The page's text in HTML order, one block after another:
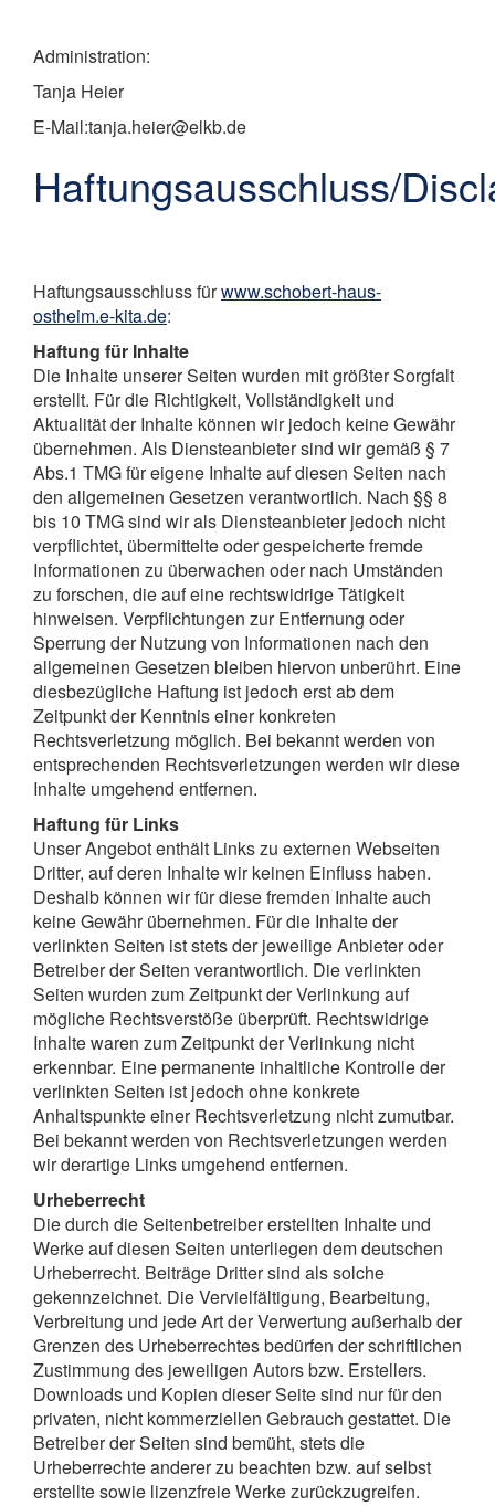
Administration:
Tanja Heier
E-Mail:tanja.heier@elkb.de
Haftungsausschluss/
Haftungsausschluss fürwww.schobert-haus-
ostheim.e-kita.de:
Haftung für Inhalte
Die Inhalte unserer Seiten wurden mit größter Sorgfalt
erstellt. Für die Richtigkeit, Vollständigkeit und
Aktualität der Inhalte können wir jedoch keine Gewähr
übernehmen. Als Diensteanbieter sind wir gemäß § 7
Abs.1 TMG für eigene Inhalte auf diesen Seiten nach
den allgemeinen Gesetzen verantwortlich. Nach §§ 8
bis 10 TMG sind wir als Diensteanbieter jedoch nicht
verpflichtet, übermittelte oder gespeicherte fremde
Informationen zu überwachen oder nach Umständen
zu forschen, die auf eine rechtswidrige Tätigkeit
hinweisen. Verpflichtungen zur Entfernung oder
Sperrung der Nutzung von Informationen nach den
allgemeinen Gesetzen bleiben hiervon unberührt. Eine
diesbezügliche Haftung ist jedoch erst ab dem
Zeitpunkt der Kenntnis einer konkreten
Rechtsverletzung möglich. Bei bekannt werden von
entsprechenden Rechtsverletzungen werden wir diese
Inhalte umgehend entfernen.
Haftung für Links
Unser Angebot enthält Links zu externen Webseiten
Dritter, auf deren Inhalte wir keinen Einfluss haben.
Deshalb können wir für diese fremden Inhalte auch
keine Gewähr übernehmen. Für die Inhalte der
verlinkten Seiten ist stets der jeweilige Anbieter oder
Betreiber der Seiten verantwortlich. Die verlinkten
Seiten wurden zum Zeitpunkt der Verlinkung auf
mögliche Rechtsverstöße überprüft. Rechtswidrige
Inhalte waren zum Zeitpunkt der Verlinkung nicht
erkennbar. Eine permanente inhaltliche Kontrolle der
verlinkten Seiten ist jedoch ohne konkrete
Anhaltspunkte einer Rechtsverletzung nicht zumutbar.
Bei bekannt werden von Rechtsverletzungen werden
wir derartige Links umgehend entfernen.
Urheberrecht
Die durch die Seitenbetreiber erstellten Inhalte und
Werke auf diesen Seiten unterliegen dem deutschen
Urheberrecht. Beiträge Dritter sind als solche
gekennzeichnet. Die Vervielfältigung, Bearbeitung,
Verbreitung und jede Art der Verwertung außerhalb der
Grenzen des Urheberrechtes bedürfen der schriftlichen
Zustimmung des jeweiligen Autors bzw. Erstellers.
Downloads und Kopien dieser Seite sind nur für den
privaten, nicht kommerziellen Gebrauch gestattet. Die
Betreiber der Seiten sind bemüht, stets die
Urheberrechte anderer zu beachten bzw. auf selbst
erstellte sowie lizenzfreie Werke zurückzugreifen.